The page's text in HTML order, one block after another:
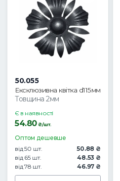
50.055
Ексклюзивна квітка d115мм
Товщина 2мм
Є в наявності
54.80₴/шт.
Оптом дешевше
від 50 шт.
50.88 ₴
від 65 шт.
48.53 ₴
від 78 шт.
46.97 ₴